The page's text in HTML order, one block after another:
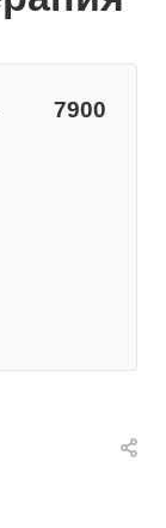
7900